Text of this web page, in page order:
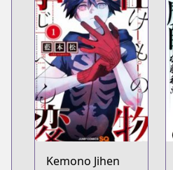
Kemono Jihen